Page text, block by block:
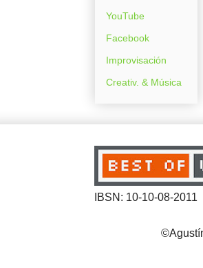
YouTube
Facebook
Improvisación
Creativ. & Música
IBSN: 10-10-08-2011